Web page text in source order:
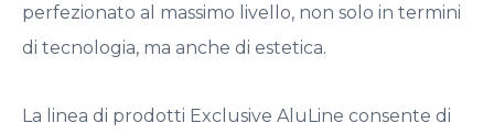
perfezionato al massimo livello, non solo in termini
di tecnologia, ma anche di estetica.
La linea di prodotti Exclusive AluLine consente di